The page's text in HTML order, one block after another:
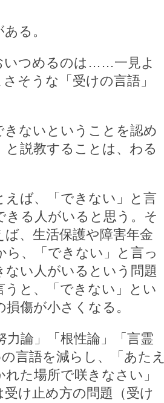
る。
いつめるのは……一見よ
そうな「受けの言語」
きないということを認め
説教することは、わる
ば、「できない」と言
る人がいると思う。そ
、生活保護や障害年金
、「できない」と言っ
い人がいるという問題
と、「できない」とい
傷が小さくなる。
論」「根性論」「言霊
言語を減らし、「あたえ
た場所で咲きなさい」
け止め方の問題（受け